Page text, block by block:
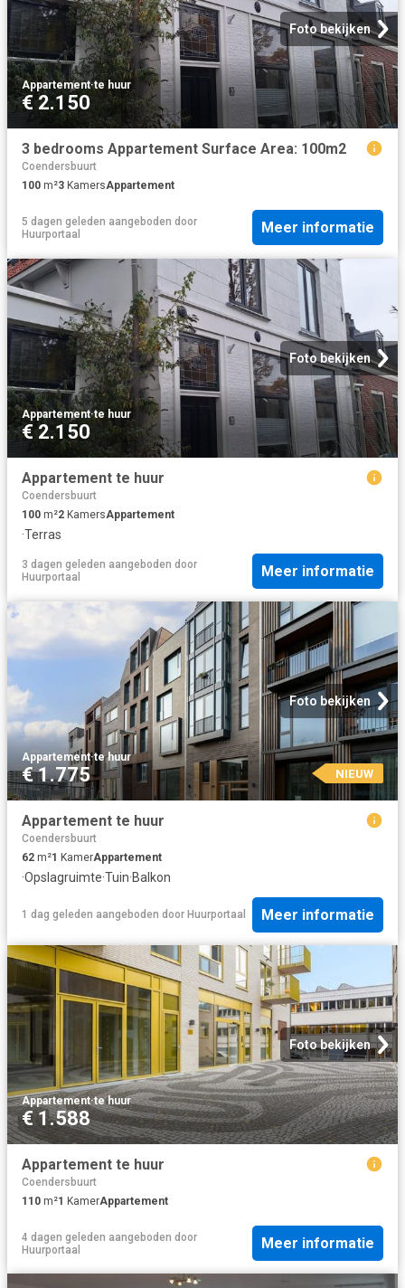
Foto bekijken
Appartement·te huur
€ 2.150
3 bedrooms Appartement Surface Area: 100m2
Coendersbuurt
100 m²3 KamersAppartement
5 dagen geleden aangeboden door
Huurportaal
Meer informatie
Foto bekijken
Appartement·te huur
€ 2.150
Appartement te huur
Coendersbuurt
100 m²2 KamersAppartement
·Terras
3 dagen geleden aangeboden door
Huurportaal
Meer informatie
Foto bekijken
Appartement·te huur
€ 1.775 NIEUW
Appartement te huur
Coendersbuurt
62 m²1 KamerAppartement
·Opslagruimte·Tuin·Balkon
1 dag geleden aangeboden door Huurportaal Meer informatie
Foto bekijken
Appartement·te huur
€ 1.588
Appartement te huur
Coendersbuurt
110 m²1 KamerAppartement
4 dagen geleden aangeboden door
Huurportaal
Meer informatie